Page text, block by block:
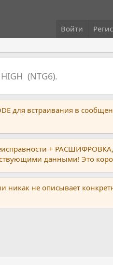
Войти
(NTG6).
для встраивания в
+ РАСШИФРОВКА,
данными! Это
никак не описывает